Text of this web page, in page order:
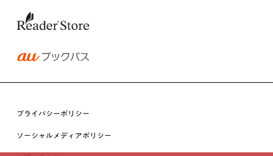
プライバシーポリシー
ソーシャルメディアポリシー